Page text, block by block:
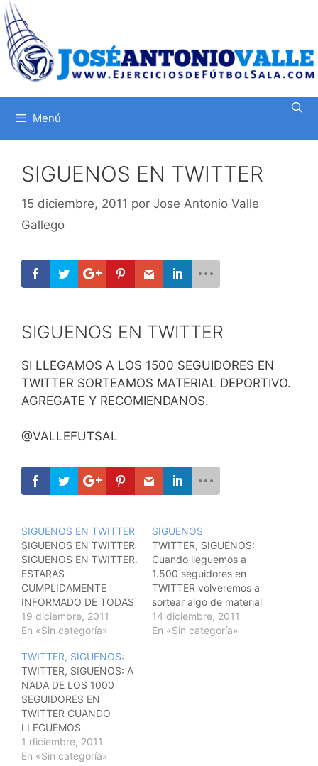
Saltar
al
contenido
Menú
SIGUENOS EN TWITTER
15 diciembre, 2011 por Jose Antonio Valle
Gallego
SIGUENOS EN TWITTER
SI LLEGAMOS A LOS 1500 SEGUIDORES EN
TWITTER SORTEAMOS MATERIAL DEPORTIVO.
AGREGATE Y RECOMIENDANOS.
@VALLEFUTSAL
SIGUENOS EN TWITTER
SIGUENOS EN TWITTER
SIGUENOS EN TWITTER.
ESTARAS
CUMPLIDAMENTE
INFORMADO DE TODAS
LAS NOVEDADES.
ADEMAS CUANDO
SEGUIDORES
SORTEAREMOS ENTRE
TODOS VOSOTROS
MATERIAL DEPORTIVO.
SEGUIDNOS EN :
@VALLEFUTSAL
19 diciembre, 2011
En «Sin categoría»
SIGUENOS
TWITTER, SIGUENOS:
Cuando lleguemos a
1.500 seguidores en
TWITTER volveremos a
sortear algo de material
deportivo. Asi que ya
sabes, si no nos tienes
14 diciembre, 2011
En «Sin categoría»
TWITTER, SIGUENOS:
TWITTER, SIGUENOS: A
NADA DE LOS 1000
SEGUIDORES EN
TWITTER CUANDO
LLEGUEMOS
SORTEAMOS ALGO DE
MATERIAL DEPORTIVO.
1 diciembre, 2011
En «Sin categoría»